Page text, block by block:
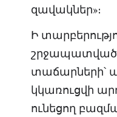
զավակներ»։
Ի
տաճարների՝
կկառուցվի
ունեցող